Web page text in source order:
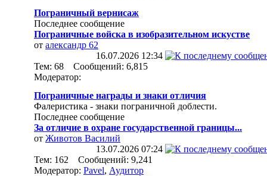
Пограничный вернисаж
Последнее сообщение
Пограничные войска в изобразительном искустве
от александр 62
16.07.2026 12:34
Тем: 68 Сообщений: 6,815
Модератор:
Пограничные награды и знаки отличия
Фалеристика - знаки пограничной доблести.
Последнее сообщение
За отличие в охране государственной границы...
от Животов Василий
13.07.2026 07:24
Тем: 162 Сообщений: 9,241
Модератор: Pavel, Аудитор